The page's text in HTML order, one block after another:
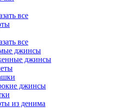
все
все
джинсы
джинсы
джинсы
из денима